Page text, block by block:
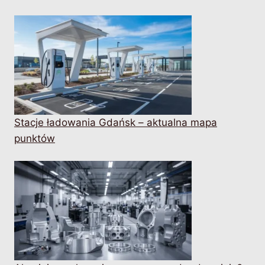
Stacje ładowania Gdańsk – aktualna mapa
punktów